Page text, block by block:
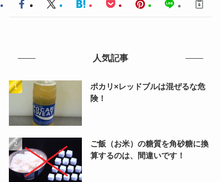
人気記事
ポカリ×レッドブルは混ぜるな危
険！
ご飯（お米）の糖質を角砂糖に換
算するのは、間違いです！